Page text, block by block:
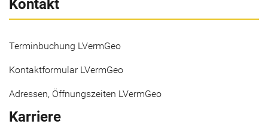
Kontakt
Terminbuchung LVermGeo
Kontaktformular LVermGeo
Adressen, Öffnungszeiten LVermGeo
Karriere